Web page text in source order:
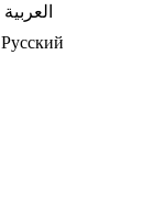
العربية‏
Русский